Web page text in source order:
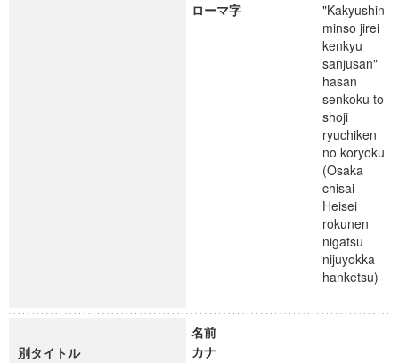
ローマ字
"Kakyushin
minso jirei
kenkyu
sanjusan"
hasan
senkoku to
shoji
ryuchiken
no koryoku
(Osaka
chisai
Heisei
rokunen
nigatsu
nijuyokka
hanketsu)
別タイトル
名前
カナ